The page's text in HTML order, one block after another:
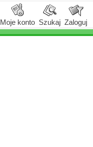
Moje konto Szukaj Zaloguj